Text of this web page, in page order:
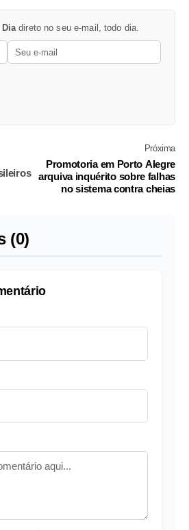
direto no seu e-mail, todo dia.
Próxima
Promotoria em Porto Alegre
arquiva inquérito sobre falhas
no sistema contra cheias
(0)